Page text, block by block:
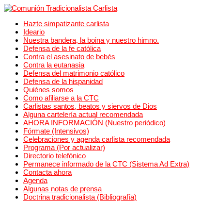
Hazte simpatizante carlista
Ideario
Nuestra bandera, la boina y nuestro himno.
Defensa de la fe católica
Contra el asesinato de bebés
Contra la eutanasia
Defensa del matrimonio católico
Defensa de la hispanidad
Quiénes somos
Como afiliarse a la CTC
Carlistas santos, beatos y siervos de Dios
Alguna cartelería actual recomendada
AHORA INFORMACIÓN (Nuestro periódico)
Fórmate (Intensivos)
Celebraciones y agenda carlista recomendada
Programa (Por actualizar)
Directorio telefónico
Permanece informado de la CTC (Sistema Ad Extra)
Contacta ahora
Agenda
Algunas notas de prensa
Doctrina tradicionalista (Bibliografía)